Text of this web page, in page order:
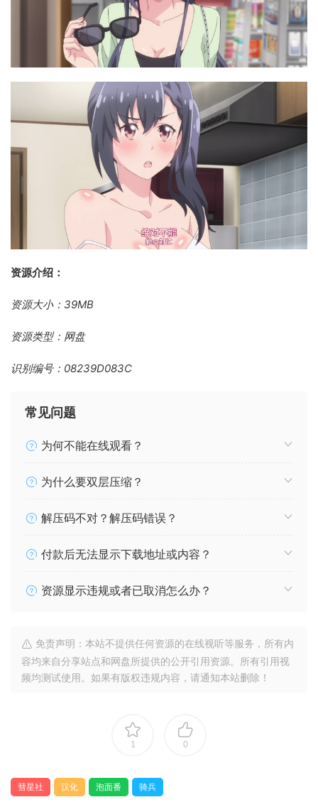
资源介绍：
资源大小：39MB
资源类型：网盘
识别编号：08239D083C
常见问题
为何不能在线观看？
为什么要双层压缩？
解压码不对？解压码错误？
付款后无法显示下载地址或内容？
资源显示违规或者已取消怎么办？
免责声明：本站不提供任何资源的在线视听等服务，所有内
容均来自分享站点和网盘所提供的公开引用资源。所有引用视
频均测试使用。如果有版权违规内容，请通知本站删除！
1 0
彗星社 汉化 泡面番 骑兵